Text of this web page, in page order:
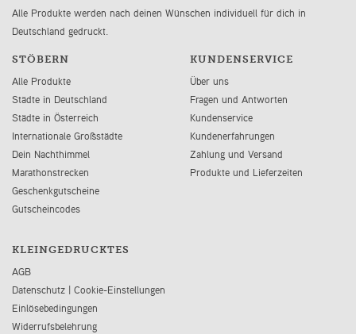
Alle Produkte werden nach deinen Wünschen individuell für dich in
Deutschland gedruckt.
STÖBERN
Alle Produkte
Städte in Deutschland
Städte in Österreich
Internationale Großstädte
Dein Nachthimmel
Marathonstrecken
Geschenkgutscheine
Gutscheincodes
KUNDENSERVICE
Über uns
Fragen und Antworten
Kundenservice
Kundenerfahrungen
Zahlung und Versand
Produkte und Lieferzeiten
KLEINGEDRUCKTES
AGB
Datenschutz | Cookie-Einstellungen
Einlösebedingungen
Widerrufsbelehrung